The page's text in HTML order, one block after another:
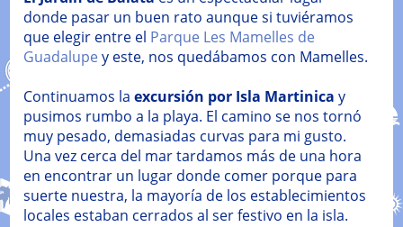
donde pasar un buen rato aunque si tuviéramos
que elegir entre el Parque Les Mamelles de
Guadalupey este, nos quedábamos con Mamelles.
Continuamos la excursión por Isla Martinica y
pusimos rumbo a la playa. El camino se nos tornó
muy pesado, demasiadas curvas para mi gusto.
Una vez cerca del mar tardamos más de una hora
en encontrar un lugar donde comer porque para
suerte nuestra, la mayoría de los establecimientos
locales estaban cerrados al ser festivo en la isla.